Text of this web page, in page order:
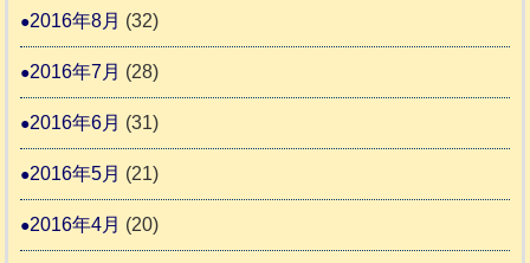
2016年8月 (32)
2016年7月 (28)
2016年6月 (31)
2016年5月 (21)
2016年4月 (20)